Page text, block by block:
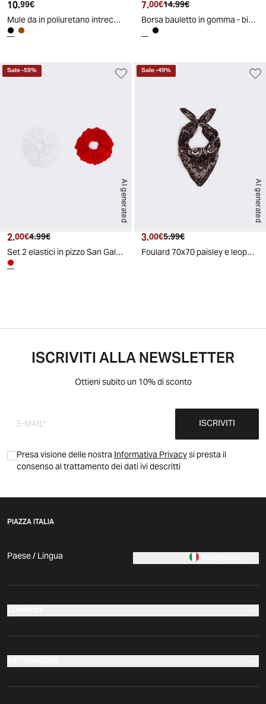
Prezzo attuale
10.99€
Mule da in poliuretano intrecciate - Nero
Prezzo attuale
7.00€ Prezzo originale
14.99€
Borsa bauletto in gomma - bianco/nero
AI generated
Sale-59%
Prezzo attuale
2.00€ Prezzo originale
4.99€
Set 2 elastici in pizzo San Gallo - Rosso
AI generated
Sale-49%
Prezzo attuale
3.00€ Prezzo originale
5.99€
Foulard 70x70 paisley e leopardato - Moro
ISCRIVITI ALLA NEWSLETTER
Ottieni subito un 10% di sconto
ISCRIVITI
Presa visione delle nostraInformativa Privacysi presta il
consenso al trattamento dei dati ivi descritti
PIAZZA ITALIA
Paese / Lingua Italia|Italiano
I nostri negozi
Azienda